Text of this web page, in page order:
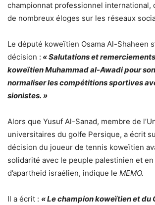
championnat professionnel international,
de nombreux éloges sur les réseaux
Le député koweïtien Osama Al-Shaheen
décision : « Salutations et
koweïtien Muhammad al-Awadi pour
normaliser les compétitions sportives
sionistes. »
Alors que Yusuf Al-Sanad, membre de
universitaires du golfe Persique, a écrit
décision du joueur de tennis koweïtien
solidarité avec le peuple palestinien et
d’apartheid israélien, indique le MEMO.
Il a écrit : « Le champion koweïtien et du